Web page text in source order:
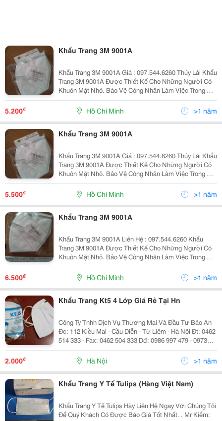
Khẩu Trang 3M 9001A
Khẩu Trang 3M 9001A Giá : 097.544.6260 Thúy Lài Khẩu
Trang 3M 9001A Được Thiết Kế Cho Những Người Có
Khuôn Mặt Nhỏ. Bảo Vệ Công Nhân Làm Việc Trong Môi
Trường Hóa Chất. Thoải Mái Và Dễ Dàng Sử Dụng Giúp
Công Nhân Kéo Dài Thời Gian Làm Việc K
5.200₫ Hồ Chí Minh >1 năm
Khẩu Trang 3M 9001A
Khẩu Trang 3M 9001A Giá : 097.544.6260 Thúy Lài Khẩu
Trang 3M 9001A Được Thiết Kế Cho Những Người Có
Khuôn Mặt Nhỏ. Bảo Vệ Công Nhân Làm Việc Trong Môi
Trường Hóa Chất. Thoải Mái Và Dễ Dàng Sử Dụng Giúp
Công Nhân Kéo Dài Thời Gian Làm Việc K
5.500₫ Hồ Chí Minh >1 năm
Khẩu Trang 3M 9001A
Khẩu Trang 3M 9001A Liên Hệ : 097.544.6260 Khẩu
Trang 3M 9001A Được Thiết Kế Cho Những Người Có
Khuôn Mặt Nhỏ. Bảo Vệ Công Nhân Làm Việc Trong Môi
Trường Hóa Chất. Thoải Mái Và Dễ Dàng Sử Dụng Giúp
Công Nhân Kéo Dài Thời Gian Làm Việc Khi
6.500₫ Hồ Chí Minh >1 năm
Khẩu Trang Kt5 4 Lớp Giá Rẻ Tại Hn
Công Ty Tnhh Dịch Vụ Thương Mại Và Đầu Tư Bảo An
Đc: 112 Kiều Mai - Cầu Diễn - Từ Liêm - Hà Nội Đt: 0462
514 333 - Fax: 0462 504 333 Dđ: 0986 997 479 - 0973
595 186 Email: Baoholaodongbaoan112@Gmail.com
Website: Baoholaodongbaoan.vn
2.000₫ Hà Nội >1 năm
Khẩu Trang Y Tế Tulips (Hàng Việt Nam)
Khẩu Trang Y Tế Tulips Hãy Liên Hệ Ngay Với Chúng Tôi
Để Quý Khách Có Được Báo Giá Tốt Nhất. . Mr Kiểm: